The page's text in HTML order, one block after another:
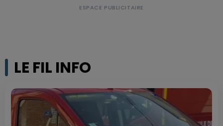
LE FIL INFO